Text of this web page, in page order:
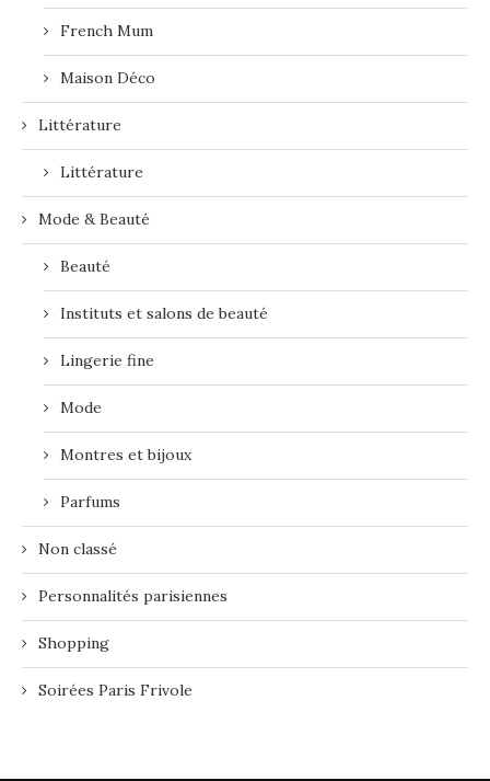
French Mum
Maison Déco
Littérature
Littérature
Mode & Beauté
Beauté
Instituts et salons de beauté
Lingerie fine
Mode
Montres et bijoux
Parfums
Non classé
Personnalités parisiennes
Shopping
Soirées Paris Frivole